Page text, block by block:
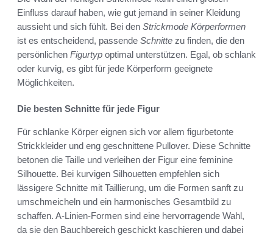
Einfluss darauf haben, wie gut jemand in seiner Kleidung
aussieht und sich fühlt. Bei den Strickmode Körperformen
ist es entscheidend, passende Schnitte zu finden, die den
persönlichen Figurtyp optimal unterstützen. Egal, ob schlank
oder kurvig, es gibt für jede Körperform geeignete
Möglichkeiten.
Die besten Schnitte für jede Figur
Für schlanke Körper eignen sich vor allem figurbetonte
Strickkleider und eng geschnittene Pullover. Diese Schnitte
betonen die Taille und verleihen der Figur eine feminine
Silhouette. Bei kurvigen Silhouetten empfehlen sich
lässigere Schnitte mit Taillierung, um die Formen sanft zu
umschmeicheln und ein harmonisches Gesamtbild zu
schaffen. A-Linien-Formen sind eine hervorragende Wahl,
da sie den Bauchbereich geschickt kaschieren und dabei